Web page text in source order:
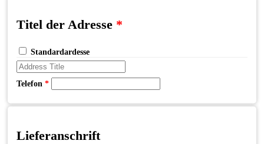
Titel der Adresse *
Standardardesse
Telefon *
Lieferanschrift